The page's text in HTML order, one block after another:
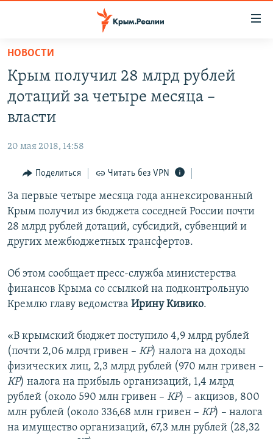
Вернуться
основному
содержанию
главной
Вернутся
поиску
СПЕЦПРОЕКТЫ
11 ЛЕТ ОККУПАЦИИ КРЫМА. 11 ИСТОРИЙ СОПРОТИВЛЕНИЯ
ЕЩЕ
ИНТЕРАКТИВ
ИНФОГРАФИКА
ТЕЛЕПРОЕКТ КРЫМ.РЕАЛИИ
СОВЕТЫ ПРАВОЗАЩИТНИКОВ
ПОБЕДИТЕЛЕЙ НЕ СУДЯТ?
КРЫМ.НЕПОКОРЕННЫЙ
УКРАИНСКАЯ ПРОБЛЕМА КРЫМА
РАДІО СВОБОДА
КАК ОБОЙТИ БЛОКИРОВКУ
Українською
Qırımtatar
ПРИСОЕДИНЯЙТЕСЬ!
Все сайты RFE/RL
НОВОСТИ
Крым получил 28 млрд рублей
дотаций за четыре месяца –
власти
20 мая 2018, 14:58
Поделиться Читать без VPN
За первые четыре месяца года аннексированный
Крым получил из бюджета соседней России почти
28 млрд рублей дотаций, субсидий, субвенций и
других межбюджетных трансфертов.
Об этом сообщает пресс-служба министерства
финансов Крыма со ссылкой на подконтрольную
Кремлю главу ведомства Ирину Кивико.
«В крымский бюджет поступило 4,9 млрд рублей
(почти 2,06 млрд гривен – КР) налога на доходы
физических лиц, 2,3 млрд рублей (970 млн гривен –
КР) налога на прибыль организаций, 1,4 млрд
рублей (около 590 млн гривен – КР) – акцизов, 800
млн рублей (около 336,68 млн гривен – КР) – налога
на имущество организаций, 67,3 млн рублей (28,32